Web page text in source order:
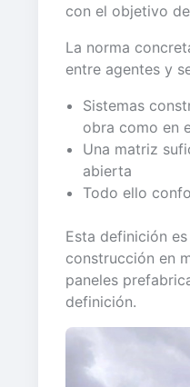
con el objetivo
La norma
entre agentes y
Sistemas
obra como en
Una matriz
abierta
Todo ello
Esta definición
construcción en
paneles
definición.